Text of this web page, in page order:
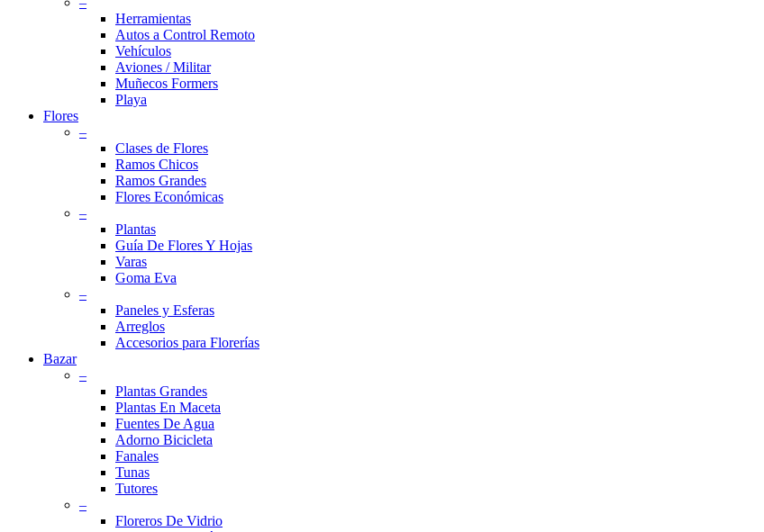
Herramientas
Autos a Control Remoto
Vehículos
Aviones / Militar
Muñecos Formers
Playa
Flores
–
Clases de Flores
Ramos Chicos
Ramos Grandes
Flores Económicas
–
Plantas
Guía De Flores Y Hojas
Varas
Goma Eva
–
Paneles y Esferas
Arreglos
Accesorios para Florerías
Bazar
–
Plantas Grandes
Plantas En Maceta
Fuentes De Agua
Adorno Bicicleta
Fanales
Tunas
Tutores
–
Floreros De Vidrio